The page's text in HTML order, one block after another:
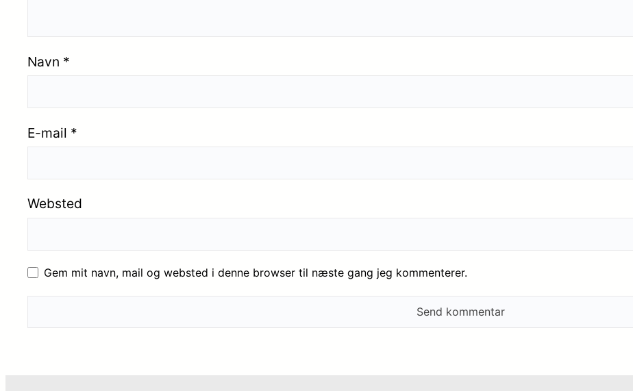
Navn *
E-mail *
Websted
Gem mit navn, mail og websted i denne browser til næste gang jeg kommenterer.